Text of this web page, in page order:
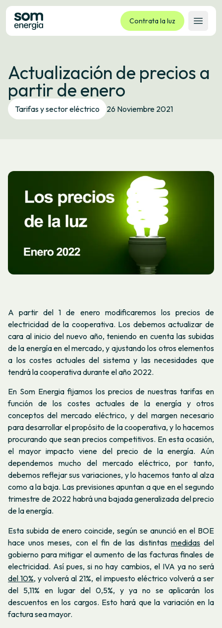
Contrata la luz
Abrir
Tarifas
Servicios
Empresas
La cooperativa
Idioma:
Actualización de precios a
partir de enero
Tarifas y sector eléctrico 26 Noviembre 2021
A partir del 1 de enero modificaremos los precios de
electricidad de la cooperativa. Los debemos actualizar de
cara al inicio del nuevo año, teniendo en cuenta las subidas
de la energía en el mercado, y ajustando los otros elementos
a los costes actuales del sistema y las necesidades que
tendrá la cooperativa durante el año 2022.
En Som Energia fijamos los precios de nuestras tarifas en
función de los costes actuales de la energía y otros
conceptos del mercado eléctrico, y del margen necesario
para desarrollar el propósito de la cooperativa, y lo hacemos
procurando que sean precios competitivos. En esta ocasión,
el mayor impacto viene del precio de la energía. Aún
dependemos mucho del mercado eléctrico, por tanto,
debemos reflejar sus variaciones, y lo hacemos tanto al alza
como a la baja. Las previsiones apuntan a que en el segundo
trimestre de 2022 habrá una bajada generalizada del precio
de la energía.
Esta subida de enero coincide, según se anunció en el BOE
hace unos meses, con el fin de las distintas medidasdel
gobierno para mitigar el aumento de las facturas finales de
electricidad. Así pues, si no hay cambios, el IVA ya no será
del 10%, y volverá al 21%, el impuesto eléctrico volverá a ser
del 5,11% en lugar del 0,5%, y ya no se aplicarán los
descuentos en los cargos. Esto hará que la variación en la
factura sea mayor.